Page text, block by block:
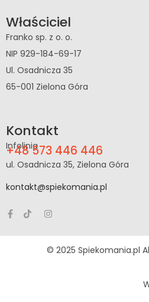
Właściciel
Franko sp. z o. o.
NIP 929-184-69-17
Ul. Osadnicza 35
65-001 Zielona Góra
Kontakt
Infolinia
+48 573 446 446
ul. Osadnicza 35, Zielona Góra
kontakt@spiekomania.pl
© 2025 Spiekomania.pl